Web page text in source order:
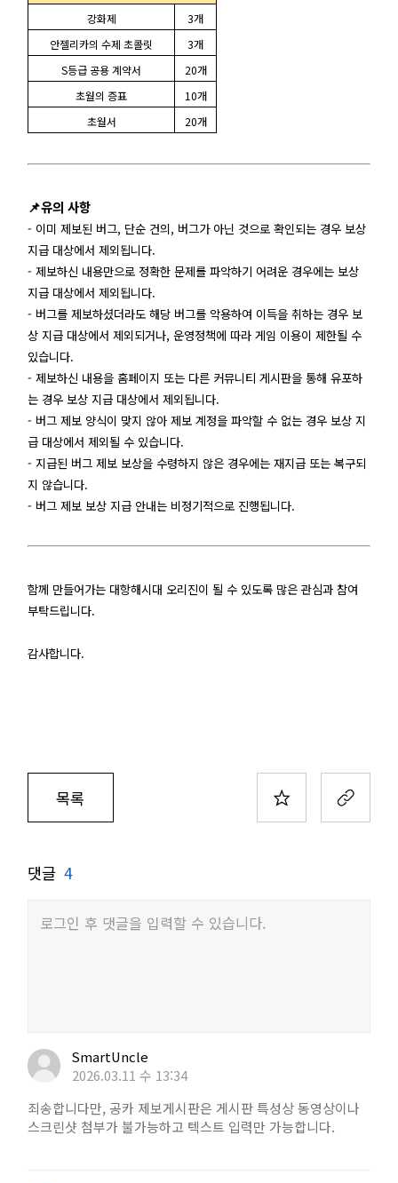
강화제
3개
안젤리카의 수제 초콜릿
3개
S등급 공용 계약서
20개
초월의 증표
10개
초월서
20개
📌유의 사항
- 이미 제보된 버그, 단순 건의, 버그가 아닌 것으로 확인되는 경우 보상
지급 대상에서 제외됩니다.
- 제보하신 내용만으로 정확한 문제를 파악하기 어려운 경우에는 보상
지급 대상에서 제외됩니다.
- 버그를 제보하셨더라도 해당 버그를 악용하여 이득을 취하는 경우 보
상 지급 대상에서 제외되거나, 운영정책에 따라 게임 이용이 제한될 수
있습니다.
- 제보하신 내용을 홈페이지 또는 다른 커뮤니티 게시판을 통해 유포하
는 경우 보상 지급 대상에서 제외됩니다.
- 버그 제보 양식이 맞지 않아 제보 계정을 파악할 수 없는 경우 보상 지
급 대상에서 제외될 수 있습니다.
- 지급된 버그 제보 보상을 수령하지 않은 경우에는 재지급 또는 복구되
지 않습니다.
- 버그 제보 보상 지급 안내는 비정기적으로 진행됩니다.
함께 만들어가는 대항해시대 오리진이 될 수 있도록 많은 관심과 참여
부탁드립니다.
감사합니다.
목록
댓글 4
로그인 후 댓글을 입력할 수 있습니다.
SmartUncle
2026.03.11 수 13:34
죄송합니다만, 공카 제보게시판은 게시판 특성상 동영상이나
스크린샷 첨부가 불가능하고 텍스트 입력만 가능합니다.